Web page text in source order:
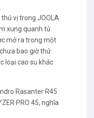
vị trong JOOLA
xung quanh tủ
mở ra trong một
bao giờ thử
loại cao su khác
Rasanter R45
PRO 45, nghĩa